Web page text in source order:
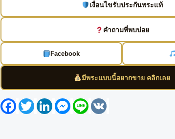
เงื่อนไขรับประกันพระแท้
คำถามที่พบบ่อย
Facebook
มีพระแบบนี้อยากขาย คลิกเลย
Facebook
TwitterLinkedInMessenger
Line